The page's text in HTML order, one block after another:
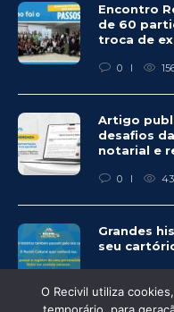
Encontro
de 60
troca de
0
Artigo
desafios
notarial e
0
Grandes
seu
O Recivil utiliza